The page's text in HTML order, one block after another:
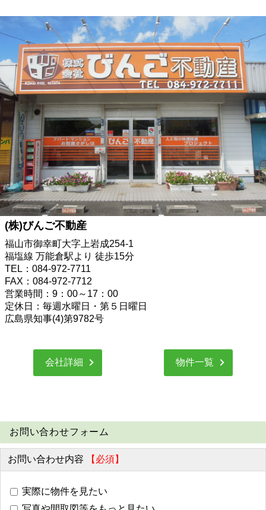
(株)びんご不動産
福山市御幸町大字上岩成254-1
福塩線 万能倉駅より 徒歩15分
TEL：084-972-7711
FAX：084-972-7712
営業時間：9：00～17：00
定休日：毎週水曜日・第５日曜日
広島県知事(4)第9782号
会社詳細 物件一覧
お問い合わせフォーム
お問い合わせ内容 【必須】
実際に物件を見たい